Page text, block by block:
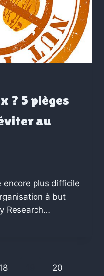
? 5 pièges
au
encore plus difficile
à but
Research…
18 20